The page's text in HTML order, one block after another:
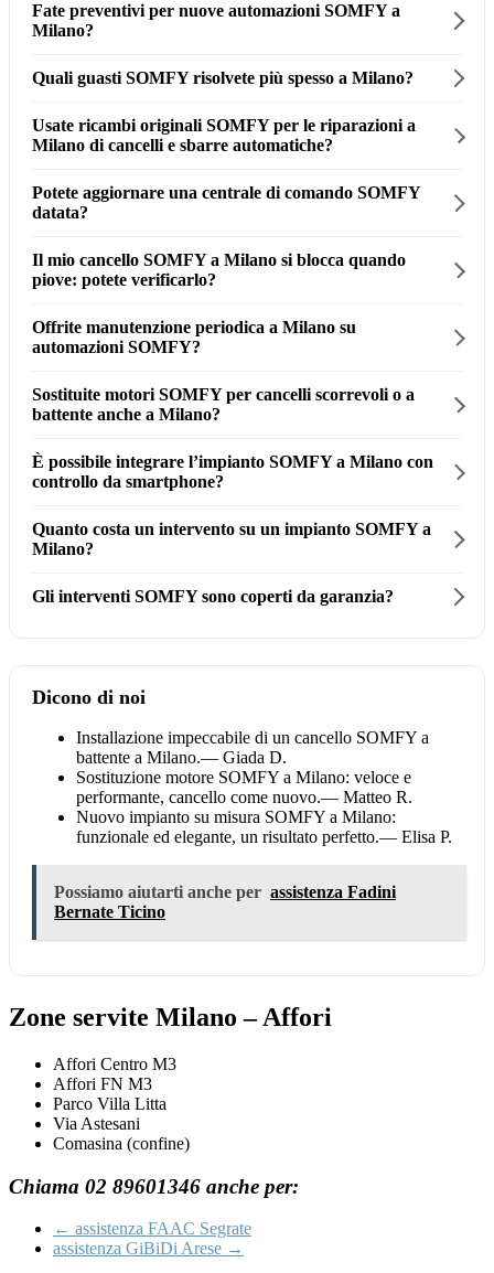
Fate preventivi per nuove automazioni SOMFY a
Milano?
Quali guasti SOMFY risolvete più spesso a Milano?
Usate ricambi originali SOMFY per le riparazioni a
Milano di cancelli e sbarre automatiche?
Potete aggiornare una centrale di comando SOMFY
datata?
Il mio cancello SOMFY a Milano si blocca quando
piove: potete verificarlo?
Offrite manutenzione periodica a Milano su
automazioni SOMFY?
Sostituite motori SOMFY per cancelli scorrevoli o a
battente anche a Milano?
È possibile integrare l’impianto SOMFY a Milano con
controllo da smartphone?
Quanto costa un intervento su un impianto SOMFY a
Milano?
Gli interventi SOMFY sono coperti da garanzia?
Dicono di noi
Installazione impeccabile di un cancello SOMFY a
battente a Milano.— Giada D.
Sostituzione motore SOMFY a Milano: veloce e
performante, cancello come nuovo.— Matteo R.
Nuovo impianto su misura SOMFY a Milano:
funzionale ed elegante, un risultato perfetto.— Elisa P.
Possiamo aiutarti anche per assistenza Fadini
Bernate Ticino
Zone servite Milano – Affori
Affori Centro M3
Affori FN M3
Parco Villa Litta
Via Astesani
Comasina (confine)
Chiama 02 89601346 anche per:
← assistenza FAAC Segrate
assistenza GiBiDi Arese →